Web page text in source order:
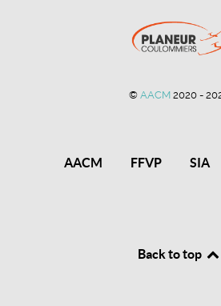
© AACM 2020 -
AACM FFVP SIA
Back to top